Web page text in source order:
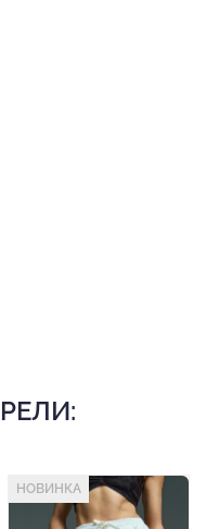
НОВИНКА